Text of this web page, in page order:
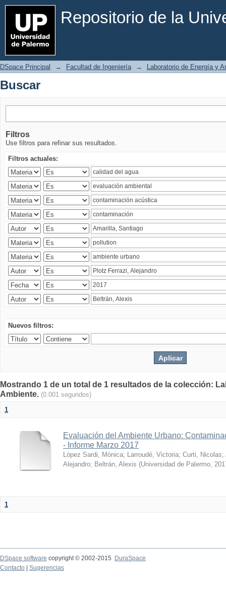
Repositorio de la
Buscar
DSpace Principal → Facultad de Ingeniería → Laboratorio de Energía y
Buscar
Filtros
Use filtros para refinar sus resultados.
Filtros actuales:
Nuevos filtros:
Mostrando 1 de un total de 1 resultados de la colección:
Ambiente. (0.001 segundos)
1
Evaluación del Ambiente Urbano:
- Informe Marzo 2017
López Sardi, Mónica; Larroudé, Victoria; Curti, Nicolas;
Alejandro; Beltrán, Alexis (Universidad de Palermo,
1
DSpace software copyright © 2002-2015
DuraSpace
Contacto
Sugerencias